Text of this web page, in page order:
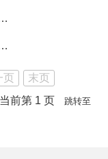
时放心不下的责任感和事事落实到位的执行力全力打造“人民之城”“幸福之城”
委员会全体（扩大）会议召开
页
末页
当前第 1 页
跳转至